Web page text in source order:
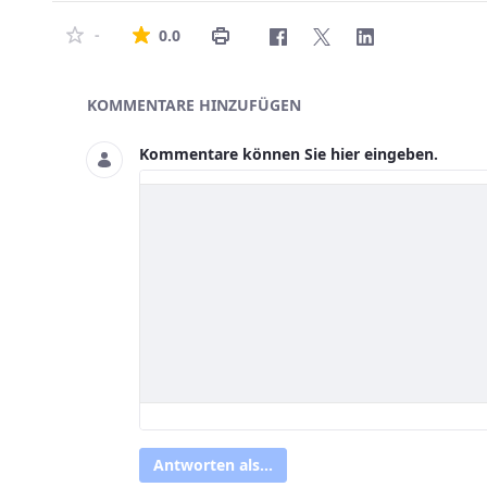
- 0.0Die durchschnittliche Bewertung ist 0 von
Asset-Herausgeber
KOMMENTARE HINZUFÜGEN
Kommentare können Sie hier eingeben.
Antworten als...